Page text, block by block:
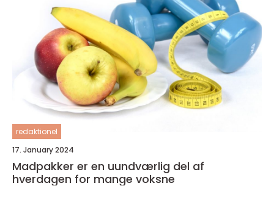
redaktionel
17. January 2024
Madpakker er en uundværlig del af
hverdagen for mange voksne